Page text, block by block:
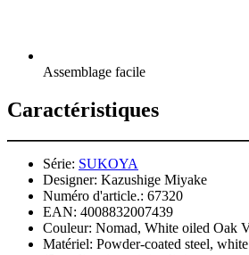
Assemblage facile
Caractéristiques
Série: SUKOYA
Designer: Kazushige Miyake
Numéro d'article.: 67320
EAN: 4008832007439
Couleur: Nomad, White oiled Oak
Matériel: Powder-coated steel,